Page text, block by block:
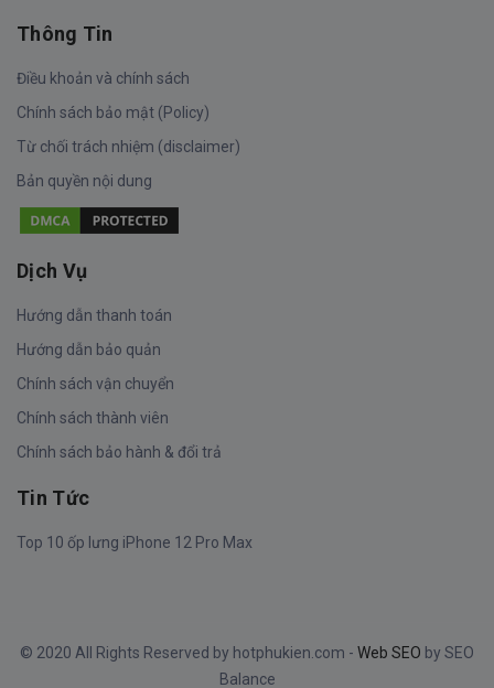
Thông Tin
Điều khoản và chính sách
Chính sách bảo mật (Policy)
Từ chối trách nhiệm (disclaimer)
Bản quyền nội dung
Dịch Vụ
Hướng dẫn thanh toán
Hướng dẫn bảo quản
Chính sách vận chuyển
Chính sách thành viên
Chính sách bảo hành & đổi trả
Tin Tức
Top 10 ốp lưng iPhone 12 Pro Max
© 2020 All Rights Reserved by hotphukien.com - Web SEO by SEO
Balance